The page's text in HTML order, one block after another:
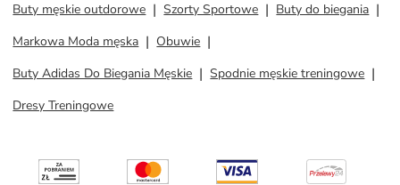
Buty męskie outdorowe
Szorty Sportowe
Buty do biegania
Markowa Moda męska
Obuwie
Buty Adidas Do Biegania Męskie
Spodnie męskie treningowe
Dresy Treningowe